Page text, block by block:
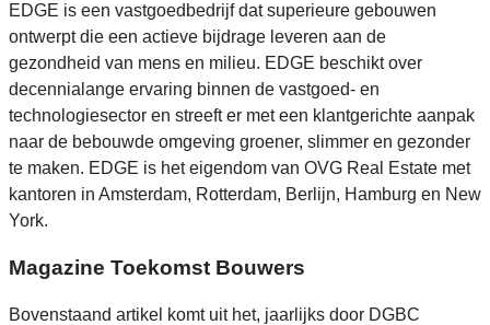
EDGE is een vastgoedbedrijf dat superieure gebouwen
ontwerpt die een actieve bijdrage leveren aan de
gezondheid van mens en milieu. EDGE beschikt over
decennialange ervaring binnen de vastgoed- en
technologiesector en streeft er met een klantgerichte aanpak
naar de bebouwde omgeving groener, slimmer en gezonder
te maken. EDGE is het eigendom van OVG Real Estate met
kantoren in Amsterdam, Rotterdam, Berlijn, Hamburg en New
York.
Magazine Toekomst Bouwers
Bovenstaand artikel komt uit het, jaarlijks door DGBC